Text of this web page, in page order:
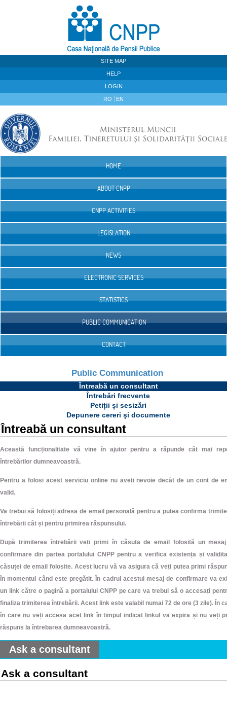
SITE MAP
HELP
LOGIN
RO EN
HOME
ABOUT CNPP
CNPP ACTIVITIES
LEGISLATION
NEWS
ELECTRONIC SERVICES
STATISTICS
PUBLIC COMMUNICATION
CONTACT
Public Communication
Întreabă un consultant
Întrebări frecvente
Petiții și sesizări
Depunere cereri şi documente
Întreabă un consultant
Această funcționalitate vă vine în ajutor pentru a răpunde cât mai
întrebărilor dumneavoastră.
Pentru a folosi acest serviciu online nu aveți nevoie decât de un cont de
valid.
Va trebui să folosiți adresa de email personală pentru a putea confirma
întrebării cât și pentru primirea răspunsului.
După trimiterea întrebării veți primi în căsuța de email folosită un
confirmare din partea portalului CNPP pentru a verifica existența și
căsuței de email folosite. Acest lucru vă va asigura că veți putea primi
în momentul când este pregătit. În cadrul acestui mesaj de confirmare va
un link către o pagină a portalului CNPP pe care va trebui să o accesați
finaliza trimiterea întrebării. Acest link este valabil numai 72 de ore (3 zile). În
în care nu veți accesa acet link în timpul indicat linkul va expira și nu veți
răspuns la întrebarea dumneavoastră.
Ask a consultant
Ask a consultant